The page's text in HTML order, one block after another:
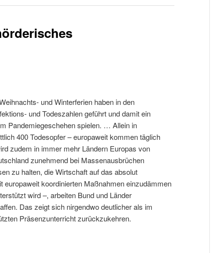
und Winterferien haben in den
und Todeszahlen geführt und damit ein
Pandemiegeschehen spielen. … Allein in
400 Todesopfer – europaweit kommen täglich
zudem in immer mehr Ländern Europas von
zunehmend bei Massenausbrüchen
zu halten, die Wirtschaft auf das absolut
europaweit koordinierten Maßnahmen einzudämmen
wird –, arbeiten Bund und Länder
Das zeigt sich nirgendwo deutlicher als im
Präsenzunterricht zurückzukehren.